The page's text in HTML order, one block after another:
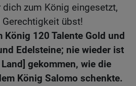
zum König eingesetzt,
übst!
König 120 Talente Gold und
Edelsteine; nie wieder ist
gekommen, wie die
König Salomo schenkte.